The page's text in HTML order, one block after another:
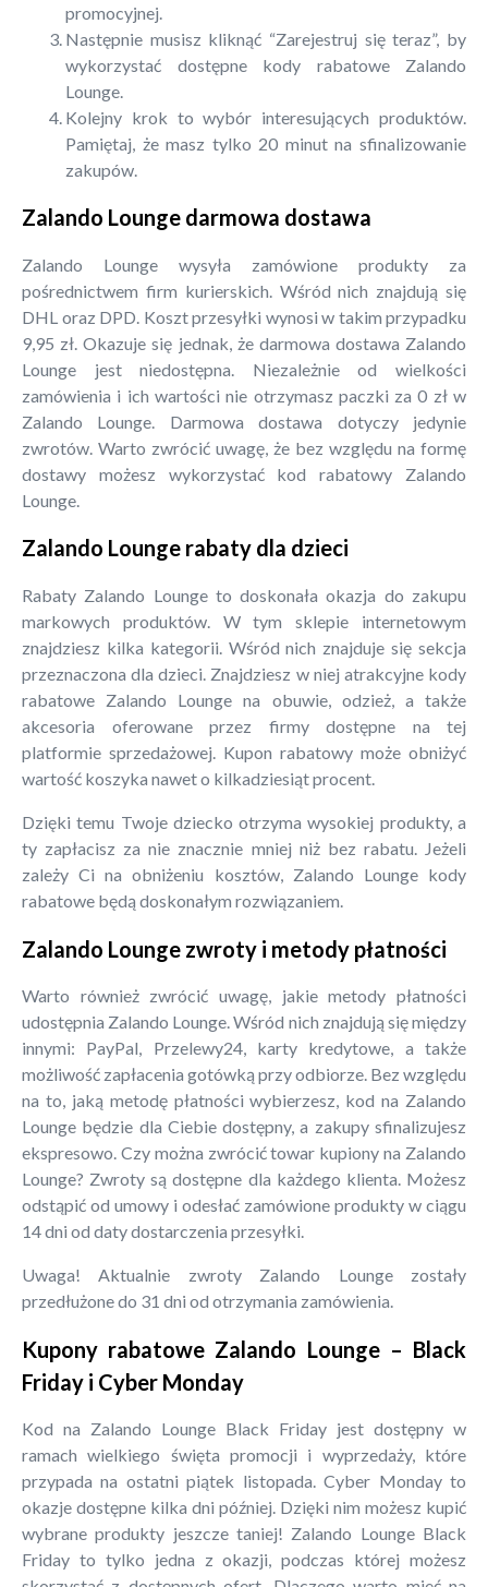
promocyjnej.
Następnie musisz kliknąć “Zarejestruj się teraz”, by
wykorzystać dostępne kody rabatowe Zalando
Lounge.
Kolejny krok to wybór interesujących produktów.
Pamiętaj, że masz tylko 20 minut na sfinalizowanie
zakupów.
Zalando Lounge darmowa dostawa
Zalando Lounge wysyła zamówione produkty za
pośrednictwem firm kurierskich. Wśród nich znajdują się
DHL oraz DPD. Koszt przesyłki wynosi w takim przypadku
9,95 zł. Okazuje się jednak, że darmowa dostawa Zalando
Lounge jest niedostępna. Niezależnie od wielkości
zamówienia i ich wartości nie otrzymasz paczki za 0 zł w
Zalando Lounge. Darmowa dostawa dotyczy jedynie
zwrotów. Warto zwrócić uwagę, że bez względu na formę
dostawy możesz wykorzystać kod rabatowy Zalando
Lounge.
Zalando Lounge rabaty dla dzieci
Rabaty Zalando Lounge to doskonała okazja do zakupu
markowych produktów. W tym sklepie internetowym
znajdziesz kilka kategorii. Wśród nich znajduje się sekcja
przeznaczona dla dzieci. Znajdziesz w niej atrakcyjne kody
rabatowe Zalando Lounge na obuwie, odzież, a także
akcesoria oferowane przez firmy dostępne na tej
platformie sprzedażowej. Kupon rabatowy może obniżyć
wartość koszyka nawet o kilkadziesiąt procent.
Dzięki temu Twoje dziecko otrzyma wysokiej produkty, a
ty zapłacisz za nie znacznie mniej niż bez rabatu. Jeżeli
zależy Ci na obniżeniu kosztów, Zalando Lounge kody
rabatowe będą doskonałym rozwiązaniem.
Zalando Lounge zwroty i metody płatności
Warto również zwrócić uwagę, jakie metody płatności
udostępnia Zalando Lounge. Wśród nich znajdują się między
innymi: PayPal, Przelewy24, karty kredytowe, a także
możliwość zapłacenia gotówką przy odbiorze. Bez względu
na to, jaką metodę płatności wybierzesz, kod na Zalando
Lounge będzie dla Ciebie dostępny, a zakupy sfinalizujesz
ekspresowo. Czy można zwrócić towar kupiony na Zalando
Lounge? Zwroty są dostępne dla każdego klienta. Możesz
odstąpić od umowy i odesłać zamówione produkty w ciągu
14 dni od daty dostarczenia przesyłki.
Uwaga! Aktualnie zwroty Zalando Lounge zostały
przedłużone do 31 dni od otrzymania zamówienia.
Kupony rabatowe Zalando Lounge – Black
Friday i Cyber Monday
Kod na Zalando Lounge Black Friday jest dostępny w
ramach wielkiego święta promocji i wyprzedaży, które
przypada na ostatni piątek listopada. Cyber Monday to
okazje dostępne kilka dni później. Dzięki nim możesz kupić
wybrane produkty jeszcze taniej! Zalando Lounge Black
Friday to tylko jedna z okazji, podczas której możesz